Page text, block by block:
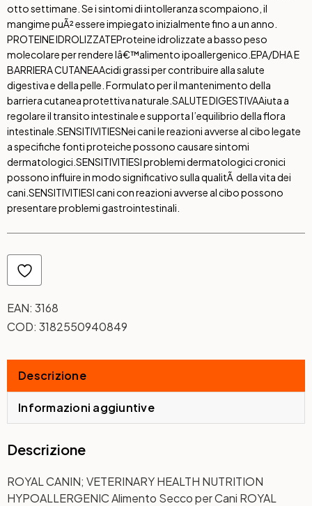
otto settimane. Se i sintomi di intolleranza scompaiono, il
mangime puÃ² essere impiegato inizialmente fino a un anno.
PROTEINE IDROLIZZATEProteine idrolizzate a basso peso
molecolare per rendere lâ€™alimento ipoallergenico. EPA/DHA E
BARRIERA CUTANEAAcidi grassi per contribuire alla salute
digestiva e della pelle. Formulato per il mantenimento della
barriera cutanea protettiva naturale. SALUTE DIGESTIVAAiuta a
regolare il transito intestinale e supporta l’equilibrio della flora
intestinale. SENSITIVITIESNei cani le reazioni avverse al cibo legate
a specifiche fonti proteiche possono causare sintomi
dermatologici. SENSITIVITIESI problemi dermatologici cronici
possono influire in modo significativo sulla qualitÃ della vita dei
cani. SENSITIVITIESI cani con reazioni avverse al cibo possono
presentare problemi gastrointestinali.
EAN: 3168
COD: 3182550940849
Descrizione
Informazioni aggiuntive
Descrizione
ROYAL CANIN; VETERINARY HEALTH NUTRITION
HYPOALLERGENIC Alimento Secco per Cani ROYAL